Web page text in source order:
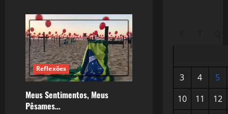
Reflexões
Meus Sentimentos, Meus
Pêsames…
3 4
5
10
11
12